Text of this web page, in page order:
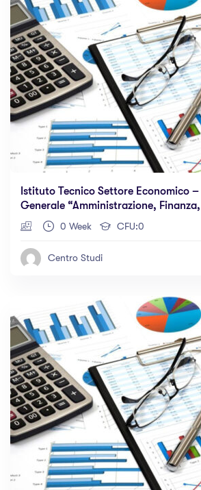
Istituto Tecnico Settore Economico
Generale “amministrazione,
0 Week CFU:0
Centro Studi